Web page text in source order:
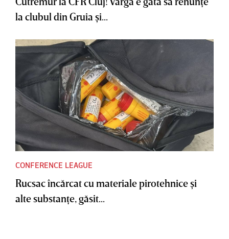
la clubul din Gruia şi...
CONFERENCE LEAGUE
Rucsac încărcat cu materiale pirotehnice şi
alte substanţe, găsit...